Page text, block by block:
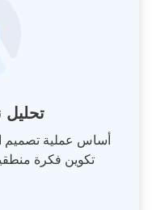
تحليل
أساس عملية تصميم
تكوين فكرة